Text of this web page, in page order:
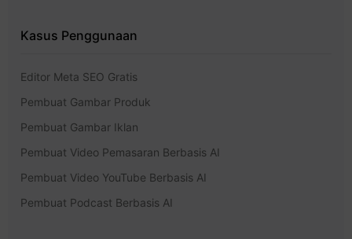
Kasus Penggunaan
Editor Meta SEO Gratis
Pembuat Gambar Produk
Pembuat Gambar Iklan
Pembuat Video Pemasaran Berbasis AI
Pembuat Video YouTube Berbasis AI
Pembuat Podcast Berbasis AI